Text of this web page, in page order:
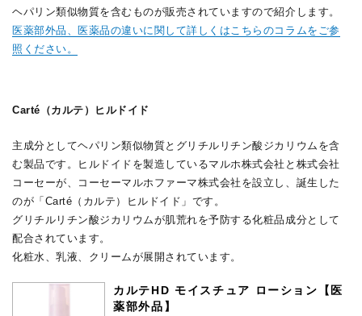
ヘパリン類似物質を含むものが販売されていますので紹介します。
医薬部外品、医薬品の違いに関して詳しくはこちらのコラムをご参
照ください。
Carté（カルテ）ヒルドイド
主成分としてヘパリン類似物質とグリチルリチン酸ジカリウムを含
む製品です。ヒルドイドを製造しているマルホ株式会社と株式会社
コーセーが、コーセーマルホファーマ株式会社を設立し、誕生した
のが「Carté（カルテ）ヒルドイド」です。
グリチルリチン酸ジカリウムが肌荒れを予防する化粧品成分として
配合されています。
化粧水、乳液、クリームが展開されています。
カルテHD モイスチュア ローション【医
薬部外品】